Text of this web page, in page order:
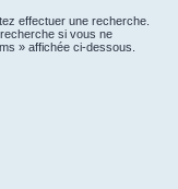
effectuer une recherche.
si vous ne
» affichée ci-dessous.